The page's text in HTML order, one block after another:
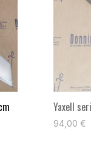
Yaxell
94,00 €